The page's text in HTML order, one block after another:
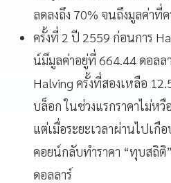
ลดลงถึง 70% จนถึงมูลค่าที่
ครั้งที่ 2 ปี 2559 ก่อนการ
น์มีมูลค่าอยู่ที่ 664.44 ดอลล
Halving ครั้งที่สองเหลือ
บล็อก ในช่วงแรกราคาไม่หวื
แต่เมื่อระยะเวลาผ่านไปเกื
คอยน์กลับทำราคา “ทุบสถิติ
ดอลลาร์